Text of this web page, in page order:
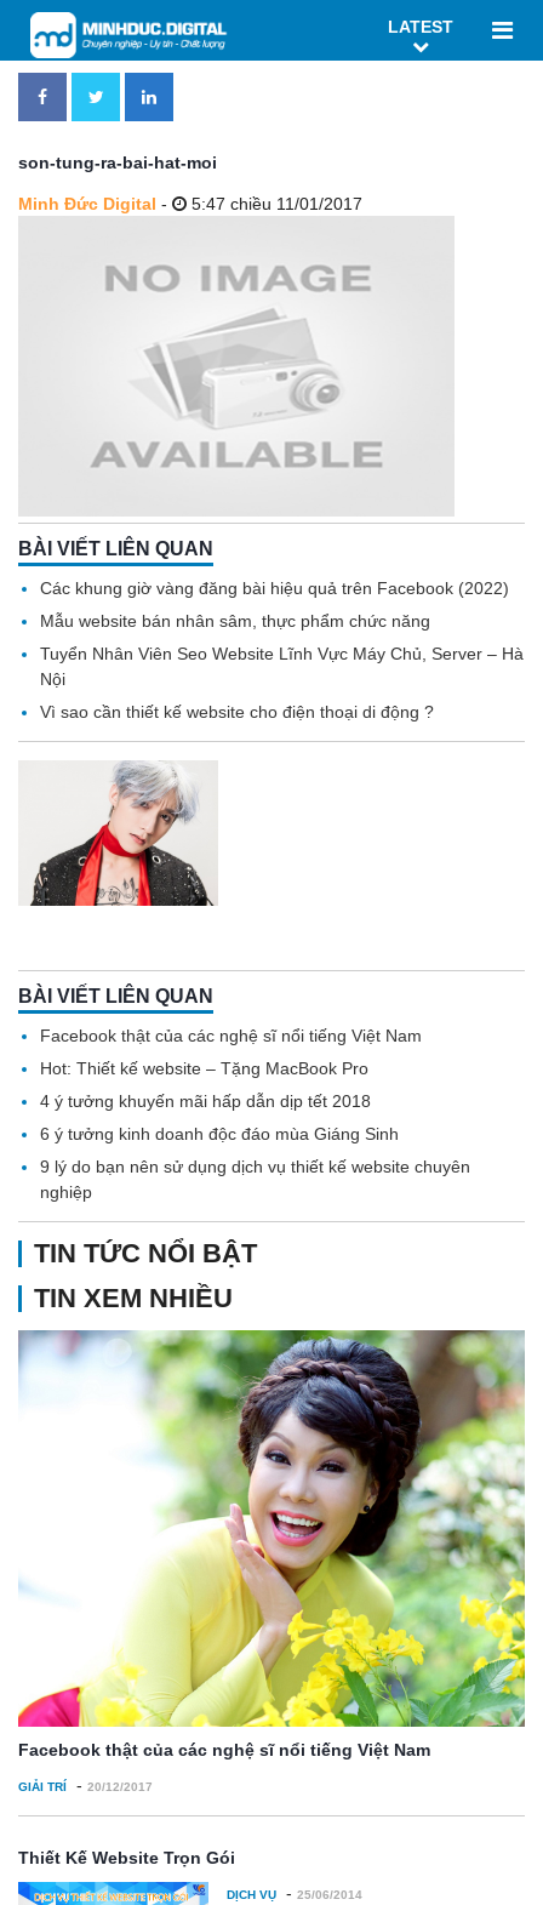
LATEST
son-tung-ra-bai-hat-moi
Minh Đức Digital - 5:47 chiều 11/01/2017
BÀI VIẾT LIÊN QUAN
Các khung giờ vàng đăng bài hiệu quả trên Facebook (2022)
Mẫu website bán nhân sâm, thực phẩm chức năng
Tuyển Nhân Viên Seo Website Lĩnh Vực Máy Chủ, Server – Hà
Nội
Vì sao cần thiết kế website cho điện thoại di động ?
BÀI VIẾT LIÊN QUAN
Facebook thật của các nghệ sĩ nổi tiếng Việt Nam
Hot: Thiết kế website – Tặng MacBook Pro
4 ý tưởng khuyến mãi hấp dẫn dịp tết 2018
6 ý tưởng kinh doanh độc đáo mùa Giáng Sinh
9 lý do bạn nên sử dụng dịch vụ thiết kế website chuyên
nghiệp
TIN TỨC NỔI BẬT
TIN XEM NHIỀU
Facebook thật của các nghệ sĩ nổi tiếng Việt Nam
GIẢI TRÍ - 20/12/2017
Thiết Kế Website Trọn Gói
DỊCH VỤ - 25/06/2014